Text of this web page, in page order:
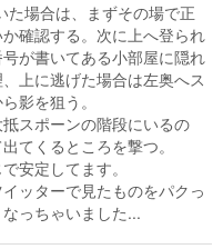
た場合は、まずその場で正
確認する。次に上へ登られ
が書いてある小部屋に隠れ
上に逃げた場合は左奥へス
影を狙う。
スポーンの階段にいるの
てくるところを撃つ。
安定してます。
ッターで見たものをパクっ
っちゃいました...